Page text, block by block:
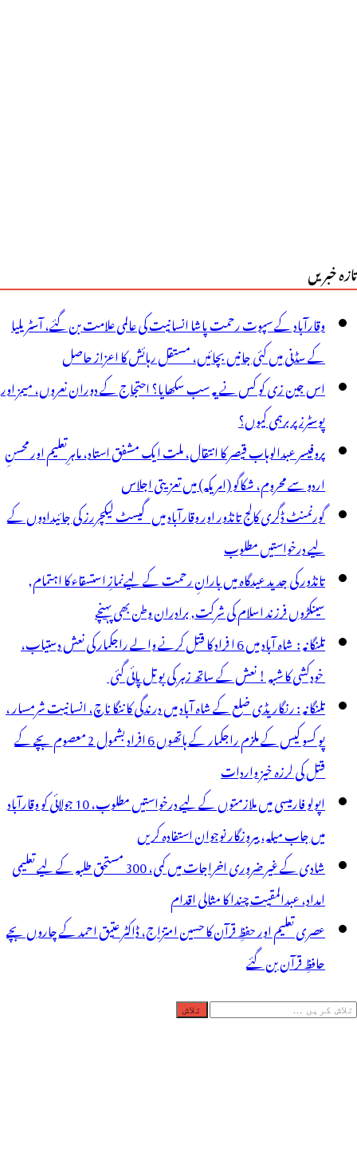
تازہ خبریں
وقارآباد کے سپوت رحمت پاشا انسانیت کی عالمی علامت بن گئے، آسٹریلیا
کے سڈنی میں کئی جانیں بچائیں، مستقل رہائش کا اعزاز حاصل
اس جین زی کو کس نے یہ سب سکھایا؟ احتجاج کے دوران نعروں، میمز اور
پوسٹرز پر برہمی کیوں؟
پروفیسر عبدالوہاب قیصر کا انتقال، ملت ایک مشفق استاد، ماہرِتعلیم اور محسنِ
اردو سے محروم، شکاگو (امریکہ) میں تعزیتی اجلاس
گورنمنٹ ڈگری کالج تانڈور اور وقارآباد میں گیسٹ لیکچررز کی جائیدادوں کے
لیے درخواستیں مطلوب
تانڈور کی جدید عیدگاہ میں بارانِ رحمت کے لیےنمازِ استسقاء کا اہتمام,
سینکڑوں فرزند اسلام کی شرکت, برادران وطن بھی پہنچے
تلنگانہ : شاہ آباد میں 6 ا فراد کا قتل کرنے والے راجکمار کی نعش دستیاب،
خودکشی کا شبہ ! نعش کے ساتھ زہر کی بوتل پائی گئی
تلنگانہ : رنگاریڈی ضلع کے شاہ آباد میں درندگی کا ننگا ناچ، انسانیت شرمسار ،
پو کسو کیس کے ملزم راجکمار کے ہاتھوں 6 افراد بشمول 2 معصوم بچے کے
قتل کی لرزہ خیز واردات
اپولو فارمیسی میں ملازمتوں کے لیے درخواستیں مطلوب، 10 جولائی کو وقارآباد
میں جاب میلہ، بیروزگار نوجوان استفادہ کریں
شادی کے غیر ضروری اخراجات میں کمی، 300 مستحق طلبہ کے لیے تعلیمی
امداد، عبدالمقیت چندا کا مثالی اقدام
عصری تعلیم اور حفظِ قرآن کا حسین امتزاج، ڈاکٹر عتیق احمد کے چاروں بچے
حافظِ قرآن بن گئے
تلاش